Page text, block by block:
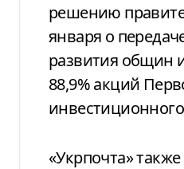
решению
января о
развития общин
88,9% акций
«Укрпочта»